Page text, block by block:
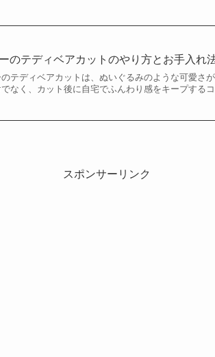
のテディベアカットのやり方とお手入れ
テディベアカットは、ぬいぐるみのような可愛さ
なく、カット後に自宅でふんわり感をキープする
スポンサーリンク